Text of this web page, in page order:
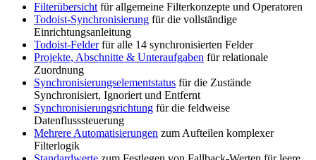
Filterübersicht für allgemeine Filterkonzepte und Operatoren
Todoist-Synchronisierung für die vollständige
Einrichtungsanleitung
Todoist-Felderfür alle 14 synchronisierten Felder
Projekte, Abschnitte & Unteraufgaben für relationale
Zuordnung
Synchronisierungselementstatus für die Zustände
Synchronisiert, Ignoriert und Entfernt
Synchronisierungsrichtung für die feldweise
Datenflusssteuerung
Mehrere Automatisierungen zum Aufteilen komplexer
Filterlogik